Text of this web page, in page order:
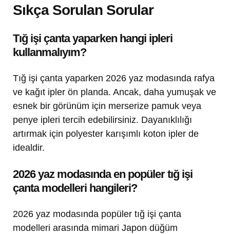
Sıkça Sorulan Sorular
Tığ işi çanta yaparken hangi ipleri
kullanmalıyım?
Tığ işi çanta yaparken 2026 yaz modasında rafya
ve kağıt ipler ön planda. Ancak, daha yumuşak ve
esnek bir görünüm için merserize pamuk veya
penye ipleri tercih edebilirsiniz. Dayanıklılığı
artırmak için polyester karışımlı koton ipler de
idealdir.
2026 yaz modasında en popüler tığ işi
çanta modelleri hangileri?
2026 yaz modasında popüler tığ işi çanta
modelleri arasında mimari Japon düğüm